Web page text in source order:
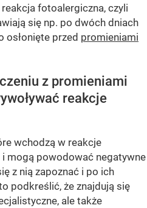
fotoalergiczna, czyli
się np. po dwóch dniach
osłonięte przed promieniami
z promieniami
reakcje
wchodzą w reakcje
mogą powodować negatywne
z nią zapoznać i po ich
podkreślić, że znajdują się
ale także